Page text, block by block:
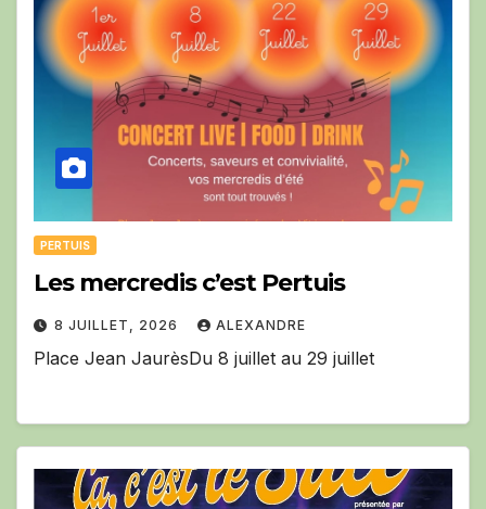
PERTUIS
Les mercredis c’est Pertuis
8 JUILLET, 2026 ALEXANDRE
Place Jean JaurèsDu 8 juillet au 29 juillet